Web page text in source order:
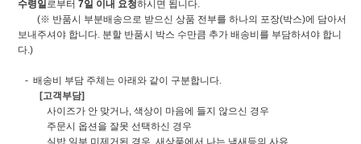
수령일로부터 7일 이내 요청하시면 됩니다.
(※ 반품시 부분배송으로 받으신 상품 전부를 하나의 포장(박스)에 담아서
보내주셔야 합니다. 분할 반품시 박스 수만큼 추가 배송비를 부담하셔야 합니
다.)
- 배송비 부담 주체는 아래와 같이 구분합니다.
[고객부담]
사이즈가 안 맞거나, 색상이 마음에 들지 않으신 경우
주문시 옵션을 잘못 선택하신 경우
실밥 일부 미제거된 경우, 새상품에서 나는 냄새등의 사유